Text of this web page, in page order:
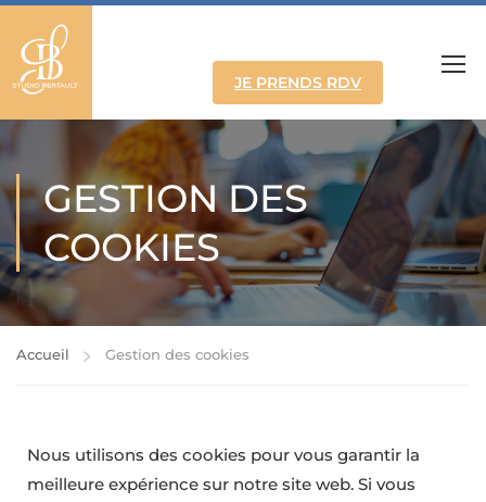
JE PRENDS RDV
GESTION DES
COOKIES
Accueil Gestion des cookies
Nous utilisons des cookies pour vous garantir la
meilleure expérience sur notre site web. Si vous